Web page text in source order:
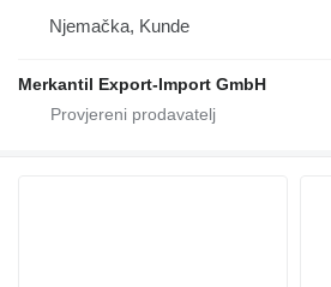
Njemačka, Kunde
Merkantil Export-Import GmbH